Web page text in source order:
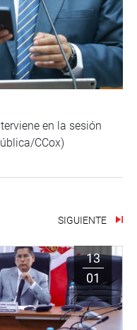
en la sesión
CCox)
SIGUIENTE
13
01